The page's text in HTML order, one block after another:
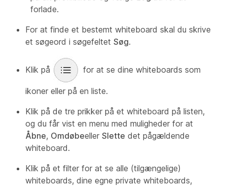
forlade.
For at finde et bestemt whiteboard skal du skrive
et søgeord i søgefeltet Søg.
Klik på for at se dine whiteboards som
ikoner eller på en liste.
Klik på de tre prikker på et whiteboard på listen,
og du får vist en menu med muligheder for at
Åbne, Omdøbeeller Slette det pågældende
whiteboard.
Klik på et filter for at se alle (tilgængelige)
whiteboards, dine egne private whiteboards,